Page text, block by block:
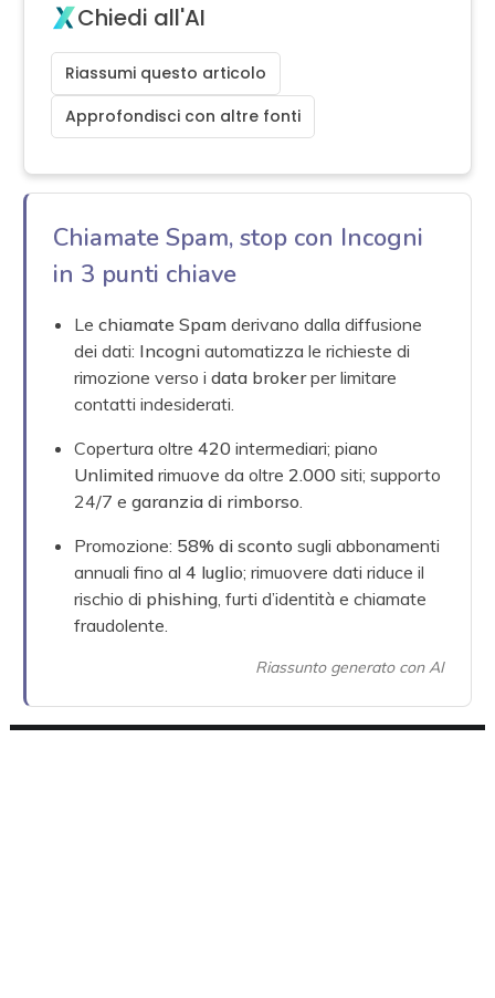
Chiedi all'AI
Riassumi questo articolo
Approfondisci con altre fonti
Chiamate Spam, stop con Incogni
in 3 punti chiave
Lechiamate Spam derivano dalla diffusione
dei dati: Incogni automatizza le richieste di
rimozione verso idata brokerper limitare
contatti indesiderati.
Copertura oltre420 intermediari; piano
Unlimited rimuove da oltre2.000 siti; supporto
24/7 egaranzia di rimborso
Promozione: 58% di sconto sugli abbonamenti
annuali fino al4 luglio; rimuovere dati riduce il
rischio di phishing , furti d’identità e chiamate
fraudolente.
Riassunto generato con AI